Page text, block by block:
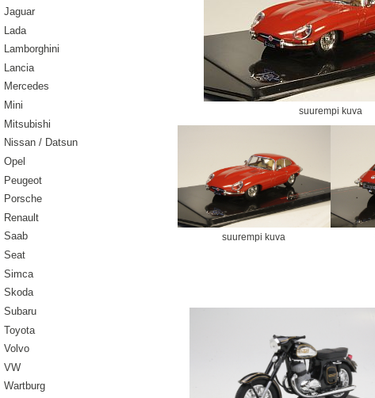
Jaguar
Lada
Lamborghini
Lancia
Mercedes
Mini
Mitsubishi
Nissan / Datsun
Opel
Peugeot
Porsche
Renault
Saab
Seat
Simca
Skoda
Subaru
Toyota
Volvo
VW
Wartburg
suurempi kuva
suurempi kuva